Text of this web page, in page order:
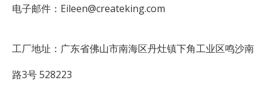
电子邮件：Eileen@createking.com
工厂地址：广东省佛山市南海区丹灶镇下角工业区鸣沙南
路3号 528223